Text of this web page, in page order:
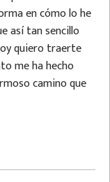
en cómo lo he
así tan sencillo
quiero traerte
me ha hecho
camino que